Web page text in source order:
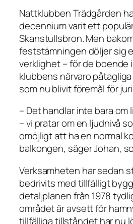
Nattklubben Trädgården
decennium varit ett
Skanstullsbron. Men
feststämningen döljer sig
verklighet – för de boende
klubbens närvaro
som nu blivit föremål för
– Det handlar inte bara
– vi pratar om en ljudnivå
omöjligt att ha en normal
balkongen, säger Johan,
Verksamheten har sedan
bedrivits med tillfälligt
detaljplanen från 1978
området är avsett för
tillfälliga tillståndet har nu